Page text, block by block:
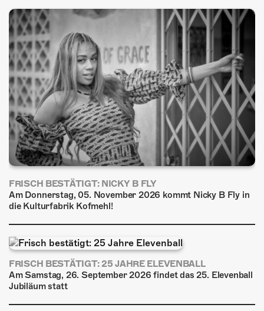
FRISCH BESTÄTIGT: NICKY B FLY
Am Donnerstag, 05. November 2026 kommt Nicky B Fly in
die Kulturfabrik Kofmehl!
FRISCH BESTÄTIGT: 25 JAHRE ELEVENBALL
Am Samstag, 26. September 2026 findet das 25. Elevenball
Jubiläum statt